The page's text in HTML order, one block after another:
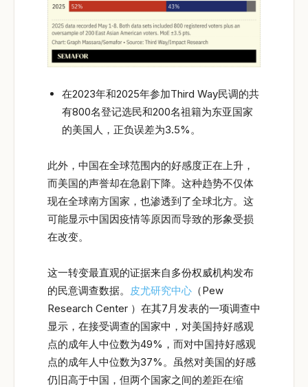
在2023年和2025年参加Third Way民调的共
有800名登记选民和200名祖籍为东亚国家
的美国人，正负误差为3.5%。
此外，中国在全球范围内的好感度正在上升，
而美国的声誉却在急剧下降。这种趋势不仅体
现在全球南方国家，也渗透到了全球北方。这
可能显示中国因疫情等原因而导致的形象受损
在改变。
这一转变最直观的证据来自多份权威机构发布
的民意调查数据。
皮尤研究中心 （Pew
Research Center ）在其7月发表的一项调查中
显示，在接受调查的国家中，对美国持好感观
点的成年人中位数为49%，而对中国持好感观
点的成年人中位数为37%。虽然对美国的好感
仍旧高于中国，但两个国家之间的差距在缩